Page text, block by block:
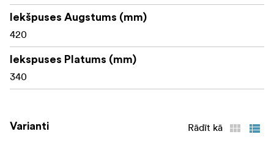
Iekšpuses Augstums (mm)
420
Iekspuses Platums (mm)
340
Varianti Rādīt kā